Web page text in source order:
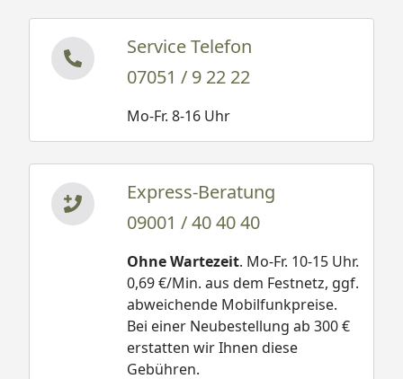
Service Telefon
07051 / 9 22 22
Mo-Fr. 8-16 Uhr
Express-Beratung
09001 / 40 40 40
Ohne Wartezeit. Mo-Fr. 10-15 Uhr.
0,69 €/Min. aus dem Festnetz, ggf.
abweichende Mobilfunkpreise.
Bei einer Neubestellung ab 300 €
erstatten wir Ihnen diese
Gebühren.